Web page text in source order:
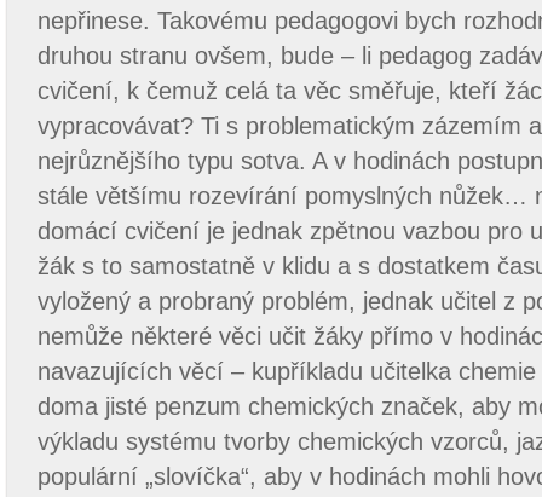
nepřinese. Takovému pedagogovi bych
druhou stranu ovšem, bude – li pedagog
cvičení, k čemuž celá ta věc směřuje, kteří
vypracovávat? Ti s problematickým zázemím
nejrůznějšího typu sotva. A v hodinách
stále většímu rozevírání pomyslných nůžek…
domácí cvičení je jednak zpětnou vazbou pro
žák s to samostatně v klidu a s dostatkem
vyložený a probraný problém, jednak učitel z
nemůže některé věci učit žáky přímo v
navazujících věcí – kupříkladu učitelka
doma jisté penzum chemických značek, aby
výkladu systému tvorby chemických vzorců,
populární „slovíčka“, aby v hodinách mohli